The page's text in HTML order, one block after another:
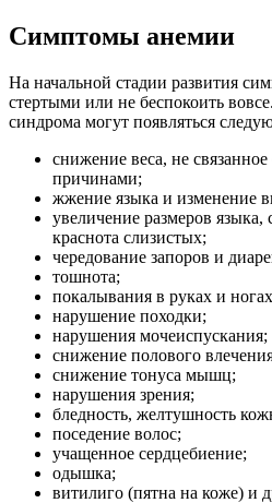
Симптомы анемии
На начальной стадии развития
стертыми или не беспокоить
синдрома могут появляться
снижение веса, не
причинами;
жжение языка и изменение
увеличение размеров языка,
краснота слизистых;
чередование запоров и
тошнота;
покалывания в руках и
нарушение походки;
нарушения мочеиспускания;
снижение полового
снижение тонуса мышц;
нарушения зрения;
бледность, желтушность
поседение волос;
учащенное сердцебиение;
одышка;
витилиго (пятна на коже) и